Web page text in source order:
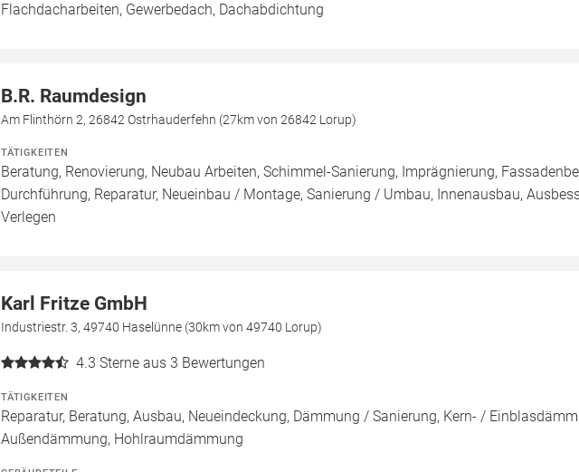
Flachdacharbeiten, Gewerbedach, Dachabdichtung
B.R. Raumdesign
Am Flinthörn 2, 26842 Ostrhauderfehn (27km von 26842 Lorup)
TÄTIGKEITEN
Beratung, Renovierung, Neubau Arbeiten, Schimmel-Sanierung, Imprägnierung,
Durchführung, Reparatur, Neueinbau / Montage, Sanierung / Umbau, Innenausbau,
Verlegen
Karl Fritze GmbH
Industriestr. 3, 49740 Haselünne (30km von 49740 Lorup)
4.3 Sterne aus 3 Bewertungen
TÄTIGKEITEN
Reparatur, Beratung, Ausbau, Neueindeckung, Dämmung / Sanierung, Kern- /
Außendämmung, Hohlraumdämmung